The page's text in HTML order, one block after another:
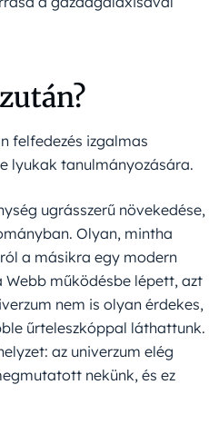
felfedezés izgalmas
lyukak tanulmányozására.
ugrásszerű növekedése,
Olyan, mintha
a másikra egy modern
működésbe lépett, azt
nem is olyan érdekes,
űrteleszkóppal láthattunk.
az univerzum elég
nekünk, és ez